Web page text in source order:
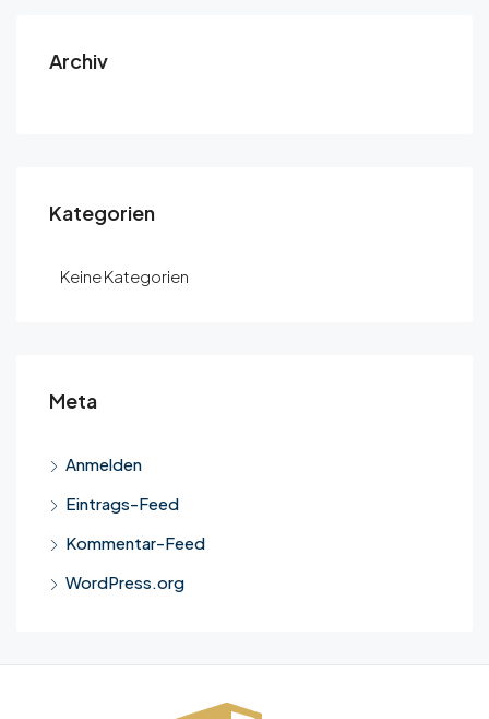
Archiv
Kategorien
Keine Kategorien
Meta
Anmelden
Eintrags-Feed
Kommentar-Feed
WordPress.org